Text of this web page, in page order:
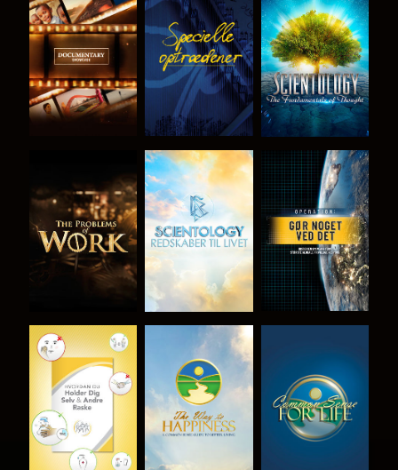
UDFORSK
SERIEN
SE
UDFORSK
SERIEN
UDFORSK
SERIEN
UDFORSK
SERIEN
SE
SE SE SE